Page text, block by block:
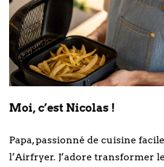
Moi, c’est Nicolas !
Papa, passionné de cuisine
l’Airfryer. J’adore transformer